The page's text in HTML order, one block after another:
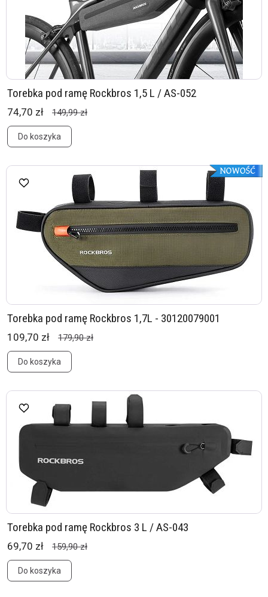
Torebka pod ramę Rockbros 1,5 L / AS-052
74,70 zł 149,99 zł
Do koszyka
Torebka pod ramę Rockbros 1,7L - 30120079001
109,70 zł 179,90 zł
Do koszyka
Torebka pod ramę Rockbros 3 L / AS-043
69,70 zł 159,90 zł
Do koszyka